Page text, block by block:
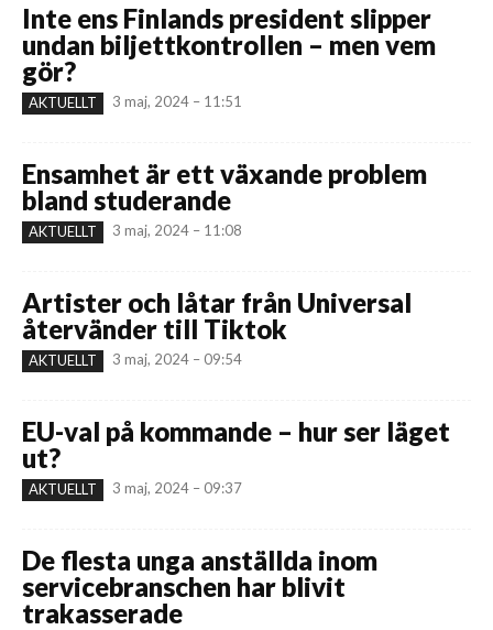
Inte ens Finlands president slipper
undan biljettkontrollen – men vem
gör?
AKTUELLT 3 maj, 2024 – 11:51
Ensamhet är ett växande problem
bland studerande
AKTUELLT 3 maj, 2024 – 11:08
Artister och låtar från Universal
återvänder till Tiktok
AKTUELLT 3 maj, 2024 – 09:54
EU-val på kommande – hur ser läget
ut?
AKTUELLT 3 maj, 2024 – 09:37
De flesta unga anställda inom
servicebranschen har blivit
trakasserade